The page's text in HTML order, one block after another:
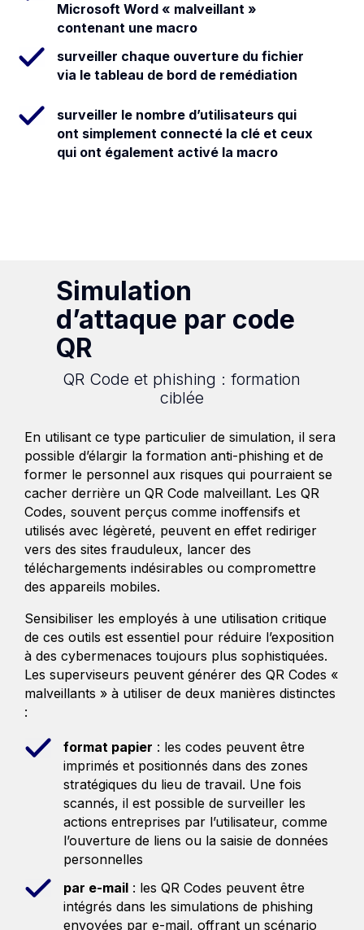
Microsoft Word « malveillant »
contenant une macro
surveiller chaque ouverture du fichier
via le tableau de bord de remédiation
surveiller le nombre d’utilisateurs qui
ont simplement connecté la clé et ceux
qui ont également activé la macro
Simulation
d’attaque par code
QR
QR Code et phishing : formation
ciblée
En utilisant ce type particulier de simulation, il sera
possible d’élargir la formation anti-phishing et de
former le personnel aux risques qui pourraient se
cacher derrière un QR Code malveillant. Les QR
Codes, souvent perçus comme inoffensifs et
utilisés avec légèreté, peuvent en effet rediriger
vers des sites frauduleux, lancer des
téléchargements indésirables ou compromettre
des appareils mobiles.
Sensibiliser les employés à une utilisation critique
de ces outils est essentiel pour réduire l’exposition
à des cybermenaces toujours plus sophistiquées.
Les superviseurs peuvent générer des QR Codes «
malveillants » à utiliser de deux manières distinctes
:
format papier : les codes peuvent être
imprimés et positionnés dans des zones
stratégiques du lieu de travail. Une fois
scannés, il est possible de surveiller les
actions entreprises par l’utilisateur, comme
l’ouverture de liens ou la saisie de données
personnelles
par e-mail: les QR Codes peuvent être
intégrés dans les simulations de phishing
envoyées par e-mail, offrant un scénario